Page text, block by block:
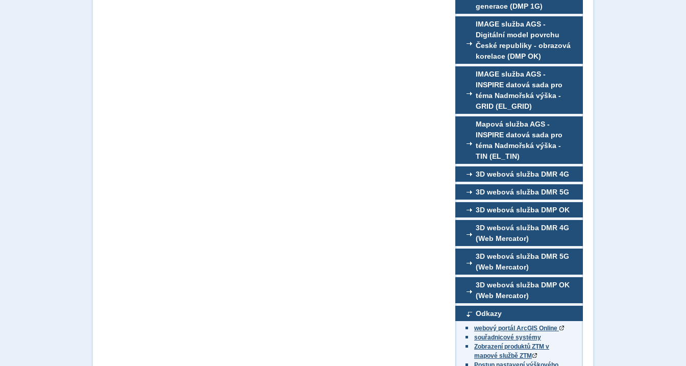
generace (DMP 1G)
IMAGE služba AGS -
Digitální model povrchu
České republiky - obrazová
korelace (DMP OK)
IMAGE služba AGS -
INSPIRE datová sada pro
téma Nadmořská výška -
GRID (EL_GRID)
Mapová služba AGS -
INSPIRE datová sada pro
téma Nadmořská výška -
TIN (EL_TIN)
3D webová služba DMR 4G
3D webová služba DMR 5G
3D webová služba DMP OK
3D webová služba DMR 4G
(Web Mercator)
3D webová služba DMR 5G
(Web Mercator)
3D webová služba DMP OK
(Web Mercator)
Odkazy
webový portál ArcGIS Online
souřadnicové systémy
Zobrazení produktů ZTM v
mapové službě ZTM